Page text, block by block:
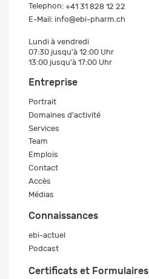
Telephon: +41 31 828 12 22
E-Mail: info@ebi-pharm.ch
Lundi à vendredi
07:30 jusqu'à 12:00 Uhr
13:00 jusqu'à 17:00 Uhr
Entreprise
Portrait
Domaines d'activité
Services
Team
Emplois
Contact
Accès
Médias
Connaissances
ebi-actuel
Podcast
Certificats et Formulaires